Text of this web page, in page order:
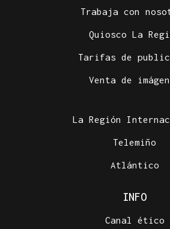
Trabaja con
Quiosco La
Tarifas de
Venta de
La Región
Telemiño
Atlántico
INFO
Canal ético